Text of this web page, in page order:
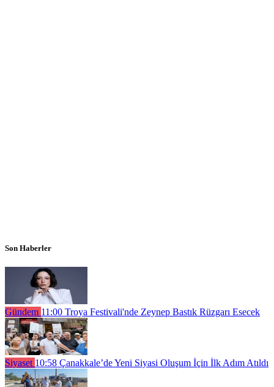
Son Haberler
Gündem 11:00 Troya Festivali'nde Zeynep Bastık Rüzgarı Esecek
Siyaset 10:58 Çanakkale’de Yeni Siyasi Oluşum İçin İlk Adım Atıldı